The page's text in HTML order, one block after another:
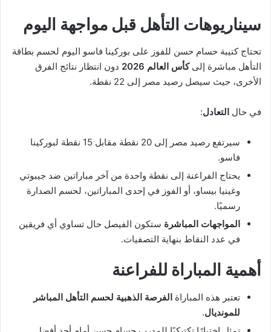
سيناريوهات التأهل قبل مواجهة اليوم
تحتاج كتيبة حسام حسن للفوز على بوركينا فاسو اليوم لحسم بطاقة
التأهل مباشرة إلىكأس العالم 2026
دون انتظار نتائج الفرق
الأخرى، حيث سيصل رصيد مصر إلى 22 نقطة.
في حال التعادل:
سيرتفع رصيد مصر إلى 20 نقطة مقابل 15 نقطة لبوركينا
فاسو.
يحتاج الفراعنة إلى نقطة واحدة من آخر مباراتين ضد جيبوتي
وغينيا بيساو، أو الفوز في إحدى المباراتين، لحسم الصدارة
رسميًا.
المواجهات المباشرة ستكون الفيصل حال تساوي أي فريقين
في عدد النقاط بنهاية التصفيات.
أهمية المباراة للفراعنة
تعتبر هذه المباراة الفرصة الذهبية لحسم التأهل المباشر
للمونديال.